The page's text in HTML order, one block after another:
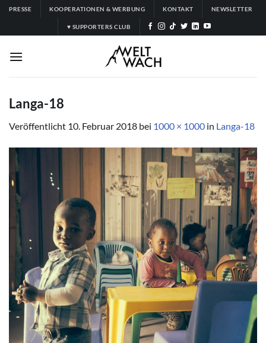
Zum
springen
PRESSE KOOPERATIONEN & WERBUNG KONTAKT NEWSLETTER
♥ SUPPORTERS CLUB
Langa-18
Veröffentlicht 10. Februar 2018 bei 1000 × 1000 in Langa-18